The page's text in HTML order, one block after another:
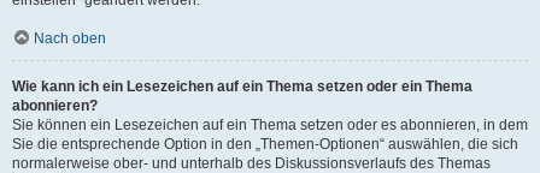
Nach oben
Wie kann ich ein Lesezeichen auf ein Thema setzen oder ein Thema
abonnieren?
Sie können ein Lesezeichen auf ein Thema setzen oder es abonnieren, in dem
Sie die entsprechende Option in den „Themen-Optionen“ auswählen, die sich
normalerweise ober- und unterhalb des Diskussionsverlaufs des Themas